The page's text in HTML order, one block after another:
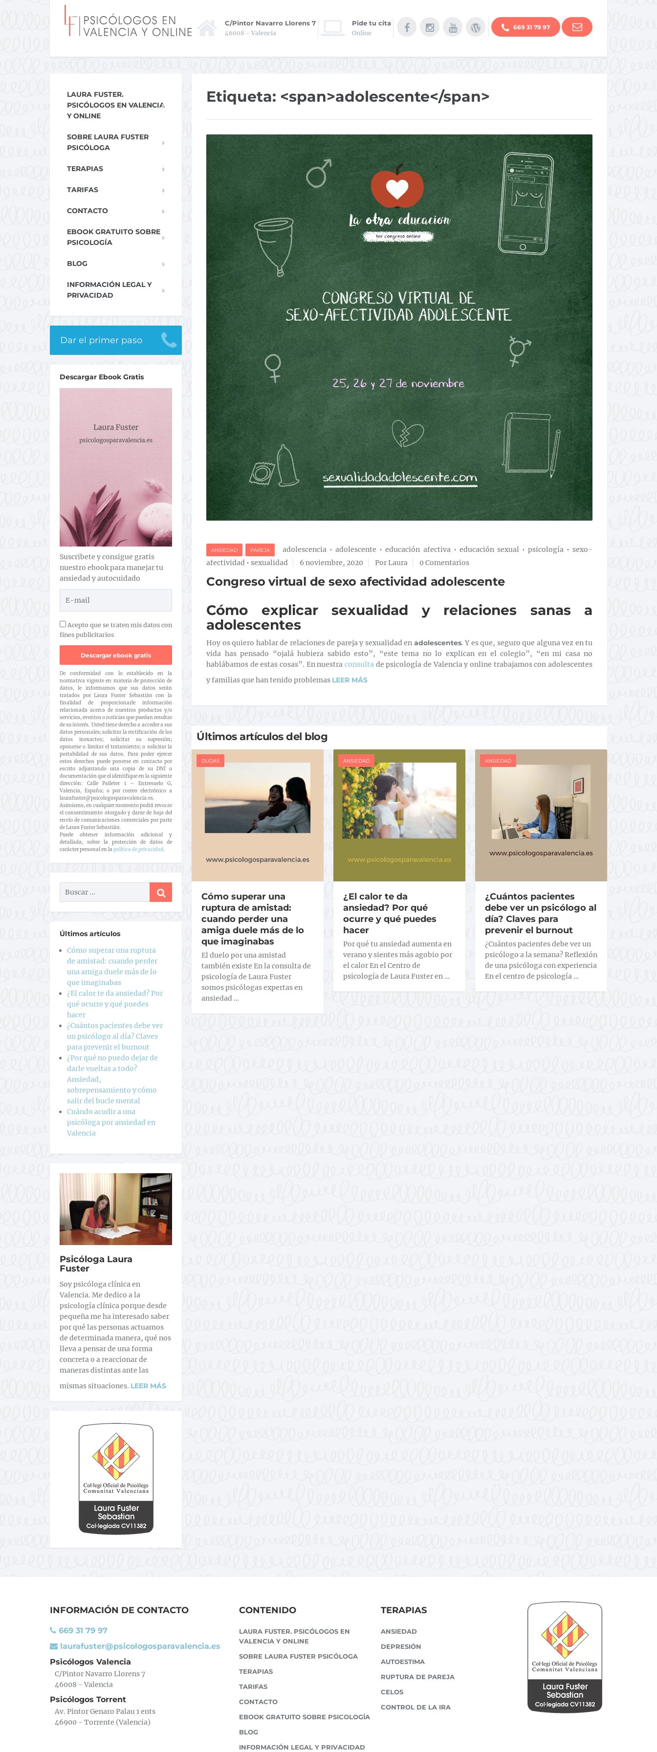
C/Pintor Navarro Llorens 7
46008 - Valencia
Pide tu cita
Online
669 31 79 97
Etiqueta: <span>adolescente</span>
ANSIEDAD PAREJA adolescencia •adolescente •educación afectiva• educación sexual• psicología•sexo-
afectividad • sexualidad 6 noviembre, 2020 Por Laura 0 Comentarios
Congreso virtual de sexo afectividad adolescente
Cómo explicar sexualidad y relaciones sanas a
adolescentes
Hoy os quiero hablar de relaciones de pareja y sexualidad en adolescentes. Y es que, seguro que alguna vez en tu
vida has pensado “ojalá hubiera sabido esto”, “este tema no lo explican en el colegio”, “en mi casa no
hablábamos de estas cosas”. En nuestra consulta de psicología de Valencia y online trabajamos con adolescentes
y familias que han tenido problemas LEER MÁS
Últimos artículos del blog
DUDAS
Cómo superar una
ruptura de amistad:
cuando perder una
amiga duele más de lo
que imaginabas
El duelo por una amistad
también existe En la consulta de
psicología de Laura Fuster
somos psicólogas expertas en
ansiedad …
ANSIEDAD
¿El calor te da
ansiedad? Por qué
ocurre y qué puedes
hacer
Por qué tu ansiedad aumenta en
verano y sientes más agobio por
el calor En el Centro de
psicología de Laura Fuster en …
ANSIEDAD
¿Cuántos pacientes
debe ver un psicólogo al
día? Claves para
prevenir el burnout
¿Cuántos pacientes debe ver un
psicólogo a la semana? Reflexión
de una psicóloga con experiencia
En el centro de psicología …
LAURA FUSTER.
PSICÓLOGOS EN VALENCIA
Y ONLINE
SOBRE LAURA FUSTER
PSICÓLOGA
TERAPIAS
TARIFAS
CONTACTO
EBOOK GRATUITO SOBRE
PSICOLOGÍA
BLOG
INFORMACIÓN LEGAL Y
PRIVACIDAD
Dar el primer paso
Descargar Ebook Gratis
Suscribete y consigue gratis
nuestro ebook para manejar tu
ansiedad y autocuidado
Acepto que se traten mis datos con
fines publicitarios
De conformidad con lo establecido en la
normativa vigente en materia de protección de
datos, le informamos que sus datos serán
tratados por Laura Fuster Sebastián con la
finalidad de proporcionarle información
relacionada acerca de nuestros productos y/o
servicios, eventos o noticias que puedan resultar
de su interés. Usted tiene derecho a acceder a sus
datos personales; solicitar la rectificación de los
datos inexactos; solicitar su supresión;
oponerse o limitar el tratamiento; o solicitar la
portabilidad de sus datos. Para poder ejercer
estos derechos puede ponerse en contacto por
escrito adjuntando una copia de su DNI o
documentación que el identifique en la siguiente
dirección: Calle Palleter 1 – Entresuelo G,
Valencia, España; o por correo electrónico a
laurafuster@psicologosparavalencia.es.
Asimismo, en cualquier momento podrá revocar
el consentimiento otorgado y darse de baja del
envío de comunicaciones comerciales por parte
de Laura Fuster Sebastián.
Puede obtener información adicional y
detallada, sobre la protección de datos de
carácter personal en la política de privacidad.
Últimos artículos
Cómo superar una ruptura
de amistad: cuando perder
una amiga duele más de lo
que imaginabas
¿El calor te da ansiedad? Por
qué ocurre y qué puedes
hacer
¿Cuántos pacientes debe ver
un psicólogo al día? Claves
para prevenir el burnout
¿Por qué no puedo dejar de
darle vueltas a todo?
Ansiedad,
sobrepensamiento y cómo
salir del bucle mental
Cuándo acudir a una
psicóloga por ansiedad en
Valencia
Psicóloga Laura
Fuster
Soy psicóloga clínica en
Valencia. Me dedico a la
psicología clínica porque desde
pequeña me ha interesado saber
por qué las personas actuamos
de determinada manera, qué nos
lleva a pensar de una forma
concreta o a reaccionar de
maneras distintas ante las
mismas situaciones. LEER MÁS
INFORMACIÓN DE CONTACTO
669 31 79 97
laurafuster@psicologosparavalencia.es
Psicólogos Valencia
C/Pintor Navarro Llorens 7
46008 - Valencia
Psicólogos Torrent
Av. Pintor Genaro Palau 1 ents
46900 - Torrente (Valencia)
CONTENIDO
LAURA FUSTER. PSICÓLOGOS EN
VALENCIA Y ONLINE
SOBRE LAURA FUSTER PSICÓLOGA
TERAPIAS
TARIFAS
CONTACTO
EBOOK GRATUITO SOBRE PSICOLOGÍA
BLOG
INFORMACIÓN LEGAL Y PRIVACIDAD
TERAPIAS
ANSIEDAD
DEPRESIÓN
AUTOESTIMA
RUPTURA DE PAREJA
CELOS
CONTROL DE LA IRA